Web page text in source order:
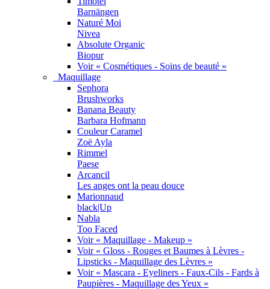
Barnängen
Naturé Moi
Nivea
Absolute Organic
Biopur
Voir « Cosmétiques - Soins de beauté »
Maquillage
Sephora
Brushworks
Banana Beauty
Barbara Hofmann
Couleur Caramel
Zoë Ayla
Rimmel
Paese
Arcancil
Les anges ont la peau douce
Marionnaud
black|Up
Nabla
Too Faced
Voir « Maquillage - Makeup »
Voir « Gloss - Rouges et Baumes à Lèvres -
Lipsticks - Maquillage des Lèvres »
Voir « Mascara - Eyeliners - Faux-Cils - Fards à
Paupières - Maquillage des Yeux »